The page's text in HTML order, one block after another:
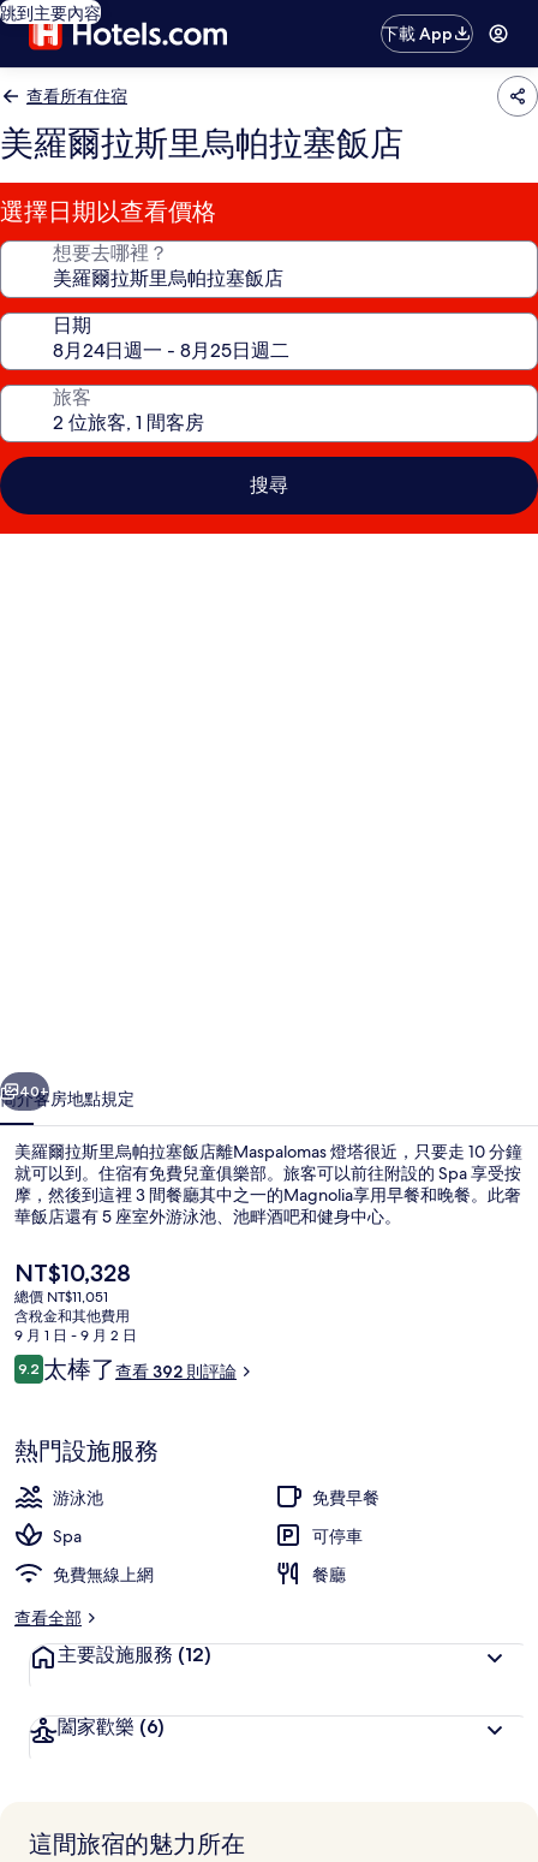
跳到主要內容
下載 App
查看所有住宿
美羅爾拉斯里烏帕拉塞飯店
選擇日期以查看價格
想要去哪裡？
日期
旅客
搜尋
帕
拉
塞
飯
的
相
片
個 下一個
40+
簡介客房地點規定
美羅爾拉斯里烏帕拉塞飯店離Maspalomas 燈塔很近，只要走 10 分鐘
就可以到。住宿有免費兒童俱樂部。旅客可以前往附設的 Spa 享受按
摩，然後到這裡 3 間餐廳其中之一的Magnolia享用早餐和晚餐。此奢
華飯店還有 5 座室外游泳池、池畔酒吧和健身中心。
目
前
的
價
格
是
NT$10,328
總價 NT$11,051
含稅金和其他費用
9 月 1 日 - 9 月 2 日
評
論
9.29.2 分，滿分 10 分，
太棒了查看 392 則評論
熱門設施服務
游泳池
免費早餐
Spa
可停車
免費無線上網
餐廳
查看全部
主要設施服務 (12)
闔家歡樂 (6)
這間旅宿的魅力所在